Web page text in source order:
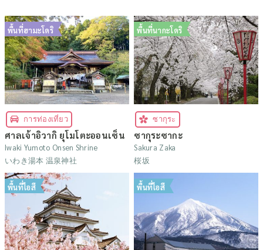
พื้นที่ฮามะโดริ
การท่องเที่ยว
ศาลเจ้าอิวากิ ยุโมโตะออนเซ็น
Iwaki Yumoto Onsen Shrine
いわき湯本 温泉神社
พื้นที่นากะโดริ
ซากุระ
ซากุระซากะ
Sakura Zaka
桜坂
พื้นที่ไอสึ พื้นที่ไอสึ